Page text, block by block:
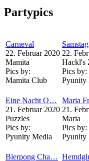
Partypics
Carneval
22. Februar 2020
Mamita
Pics by:
Mamita Club
22.
Hackl's
Pics by:
Pyunity
Eine Nacht O…
21. Februar 2020
Puzzles
Pics by:
Pyunity Media
Maria
21.
Maria
Pics by:
Pyunity
Bierpong Cha…